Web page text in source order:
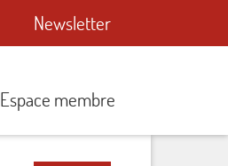
Newsletter
Espace membre